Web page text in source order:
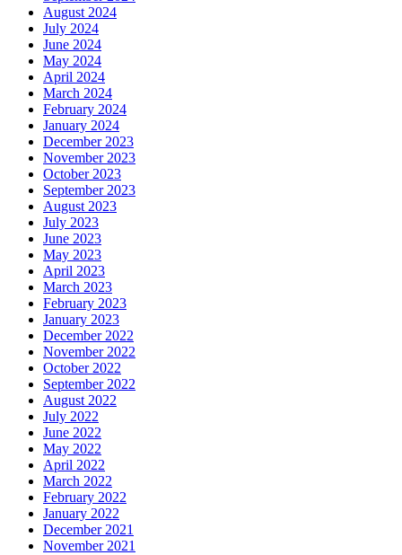
August 2024
July 2024
June 2024
May 2024
April 2024
March 2024
February 2024
January 2024
December 2023
November 2023
October 2023
September 2023
August 2023
July 2023
June 2023
May 2023
April 2023
March 2023
February 2023
January 2023
December 2022
November 2022
October 2022
September 2022
August 2022
July 2022
June 2022
May 2022
April 2022
March 2022
February 2022
January 2022
December 2021
November 2021